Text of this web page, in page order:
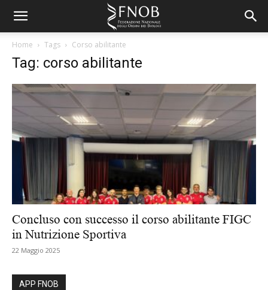
Home Tags Corso abilitante
Tag: corso abilitante
Concluso con successo il corso abilitante FIGC
in Nutrizione Sportiva
22 Maggio 2025
APP FNOB